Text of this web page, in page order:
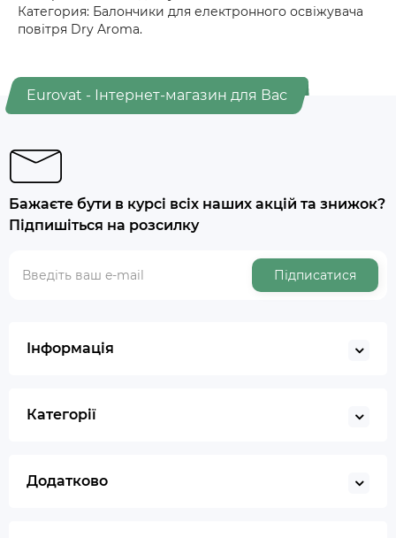
Категория: Балончики для електронного освіжувача
повітря Dry Aroma.
Eurovat - Інтернет-магазин для Вас
Бажаєте бути в курсі всіх наших акцій та знижок?
Підпишіться на розсилку
Підписатися
Інформація
Категорії
Додатково